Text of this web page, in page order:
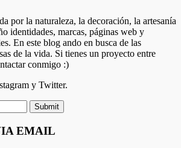
por la naturaleza, la decoración, la artesanía
identidades, marcas, páginas web y
En este blog ando en busca de las
de la vida. Si tienes un proyecto entre
conmigo :)
y Twitter.
EMAIL